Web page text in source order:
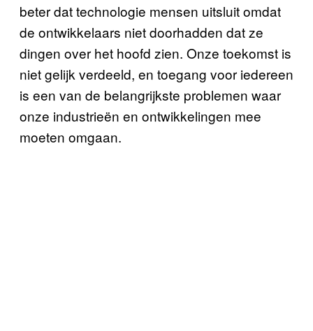
beter dat technologie mensen uitsluit omdat
de ontwikkelaars niet doorhadden dat ze
dingen over het hoofd zien. Onze toekomst is
niet gelijk verdeeld, en toegang voor iedereen
is een van de belangrijkste problemen waar
onze industrieën en ontwikkelingen mee
moeten omgaan.